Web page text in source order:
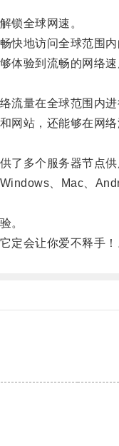
锁全球网速。
地访问全球范围内
验到流畅的网络速
量在全球范围内进
站，还能够在网络
多个服务器节点供
、Mac、
。
会让你爱不释手！